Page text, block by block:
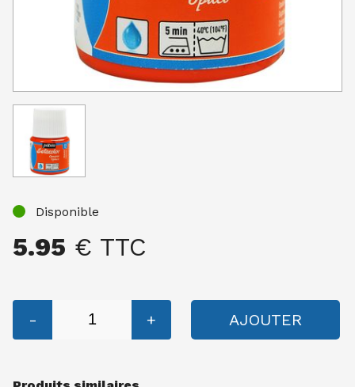
Disponible
5.95 € TTC
- + AJOUTER